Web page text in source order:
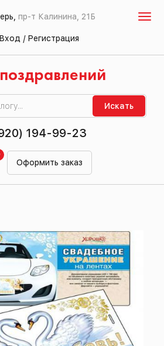
пр-т Калинина, 21Б
Вход / Регистрация
Искать
194-99-23
Оформить заказ